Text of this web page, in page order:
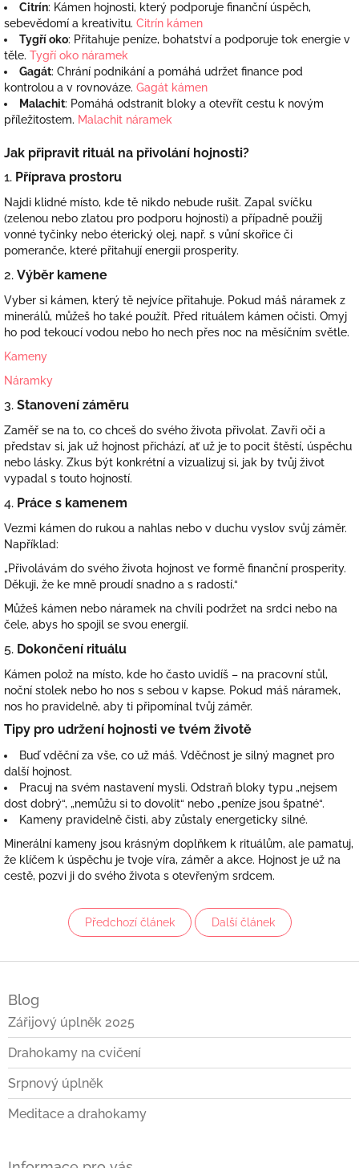
Citrín: Kámen hojnosti, který podporuje finanční úspěch,
sebevědomí a kreativitu. Citrín kámen
Tygří oko: Přitahuje peníze, bohatství a podporuje tok energie v
těle. Tygří oko náramek
Gagát: Chrání podnikání a pomáhá udržet finance pod
kontrolou a v rovnováze. Gagát kámen
Malachit: Pomáhá odstranit bloky a otevřít cestu k novým
příležitostem. Malachit náramek
Jak připravit rituál na přivolání hojnosti?
1. Příprava prostoru
Najdi klidné místo, kde tě nikdo nebude rušit. Zapal svíčku
(zelenou nebo zlatou pro podporu hojnosti) a případně použij
vonné tyčinky nebo éterický olej, např. s vůní skořice či
pomeranče, které přitahují energii prosperity.
2. Výběr kamene
Vyber si kámen, který tě nejvíce přitahuje. Pokud máš náramek z
minerálů, můžeš ho také použít. Před rituálem kámen očisti. Omyj
ho pod tekoucí vodou nebo ho nech přes noc na měsíčním světle.
Kameny
Náramky
3. Stanovení záměru
Zaměř se na to, co chceš do svého života přivolat. Zavři oči a
představ si, jak už hojnost přichází, ať už je to pocit štěstí, úspěchu
nebo lásky. Zkus být konkrétní a vizualizuj si, jak by tvůj život
vypadal s touto hojností.
4. Práce s kamenem
Vezmi kámen do rukou a nahlas nebo v duchu vyslov svůj záměr.
Například:
„Přivolávám do svého života hojnost ve formě finanční prosperity.
Děkuji, že ke mně proudí snadno a s radostí.“
Můžeš kámen nebo náramek na chvíli podržet na srdci nebo na
čele, abys ho spojil se svou energií.
5. Dokončení rituálu
Kámen polož na místo, kde ho často uvidíš – na pracovní stůl,
noční stolek nebo ho nos s sebou v kapse. Pokud máš náramek,
nos ho pravidelně, aby ti připomínal tvůj záměr.
Tipy pro udržení hojnosti ve tvém životě
Buď vděční za vše, co už máš. Vděčnost je silný magnet pro
další hojnost.
Pracuj na svém nastavení mysli. Odstraň bloky typu „nejsem
dost dobrý“, „nemůžu si to dovolit“ nebo „peníze jsou špatné“.
Kameny pravidelně čisti, aby zůstaly energeticky silné.
Minerální kameny jsou krásným doplňkem k rituálům, ale pamatuj,
že klíčem k úspěchu je tvoje víra, záměr a akce. Hojnost je už na
cestě, pozvi ji do svého života s otevřeným srdcem.
Předchozí článek Další článek
Blog
Zářijový úplněk 2025
Drahokamy na cvičení
Srpnový úplněk
Meditace a drahokamy